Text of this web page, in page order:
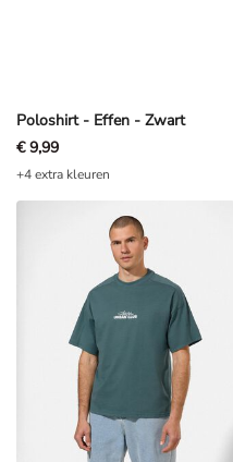
Poloshirt - Effen - Zwart
€ 9,99
+4 extra kleuren